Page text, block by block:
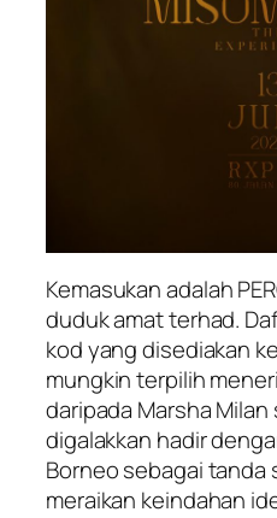
Kemasukan adalah
duduk amat terhad.
kod yang disediakan
mungkin terpilih
daripada Marsha
digalakkan hadir
Borneo sebagai tanda
meraikan keindahan